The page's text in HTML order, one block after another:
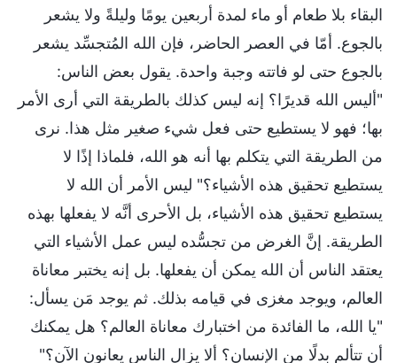
البقاء بلا طعام أو ماء لمدة أربعين يومًا وليلةً ولا يشعر
بالجوع. أمّا في العصر الحاضر، فإن الله المُتجسِّد يشعر
بالجوع حتى لو فاتته وجبة واحدة. يقول بعض الناس:
"أليس الله قديرًا؟ إنه ليس كذلك بالطريقة التي أرى الأمر
بها؛ فهو لا يستطيع حتى فعل شيء صغير مثل هذا. نرى
من الطريقة التي يتكلم بها أنه هو الله، فلماذا إذًا لا
يستطيع تحقيق هذه الأشياء؟" ليس الأمر أن الله لا
يستطيع تحقيق هذه الأشياء، بل الأحرى أنَّه لا يفعلها بهذه
الطريقة. إنَّ الغرض من تجسُّده ليس عمل الأشياء التي
يعتقد الناس أن الله يمكن أن يفعلها. بل إنه يختبر معاناة
العالم، ويوجد مغزى في قيامه بذلك. ثم يوجد مَن يسأل:
"يا الله، ما الفائدة من اختبارك معاناة العالم؟ هل يمكنك
أن تتألم بدلًا من الإنسان؟ ألا يزال الناس يعانون الآن؟"